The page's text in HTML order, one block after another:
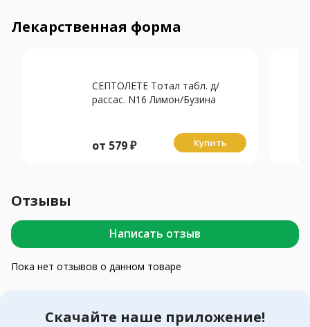
Лекарственная форма
СЕПТОЛЕТЕ Тотал табл. д/
рассас. N16 Лимон/Бузина
от 579₽ Купить
Отзывы
Написать отзыв
Пока нет отзывов о данном товаре
Скачайте наше приложение!